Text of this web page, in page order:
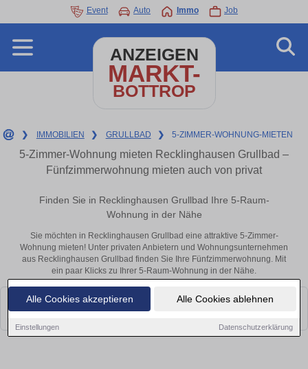
Alle Cookies akzeptieren Alle Cookies ablehnen
Einstellungen Datenschutzerklärung
Event Auto Immo Job
ANZEIGEN
MARKT-
BOTTROP
❯ IMMOBILIEN ❯ GRULLBAD ❯ 5-ZIMMER-WOHNUNG-MIETEN
5-Zimmer-Wohnung mieten Recklinghausen Grullbad –
Fünfzimmerwohnung mieten auch von privat
Finden Sie in Recklinghausen Grullbad Ihre 5-Raum-
Wohnung in der Nähe
Sie möchten in Recklinghausen Grullbad eine attraktive 5-Zimmer-
Wohnung mieten! Unter privaten Anbietern und Wohnungsunternehmen
aus Recklinghausen Grullbad finden Sie Ihre Fünfzimmerwohnung. Mit
ein paar Klicks zu Ihrer 5-Raum-Wohnung in der Nähe.
Leider konnten wir derzeit keine passenden Objekte finden. Schauen Sie
bald wieder vorbei!